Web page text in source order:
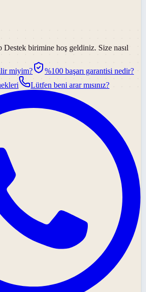
Destek birimine hoş geldiniz. Size nasıl
miyim?
%100 başarı garantisi nedir?
Lütfen beni arar mısınız?